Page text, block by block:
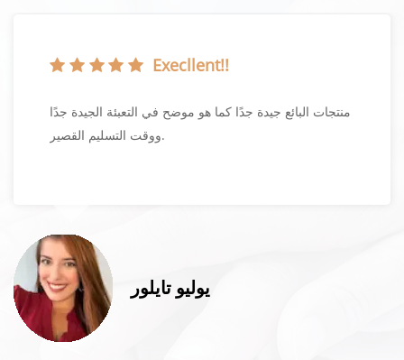
Execllent!!
منتجات البائع جيدة جدًا كما هو موضح في التعبئة الجيدة جدًا
ووقت التسليم القصير.
يوليو تايلور